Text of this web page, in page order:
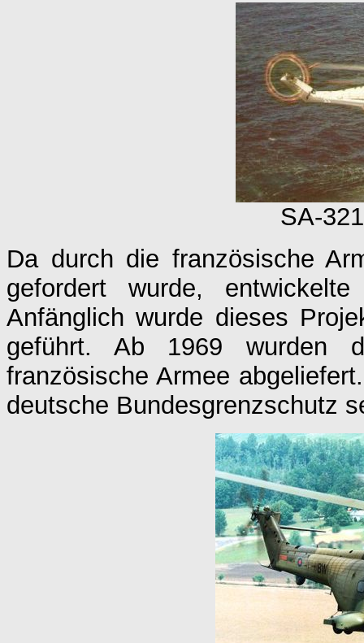
SA-
Da durch die französische
gefordert wurde,
Anfänglich wurde dieses
geführt. Ab 1969 wurden
französische Armee
deutsche Bundesgrenzschutz